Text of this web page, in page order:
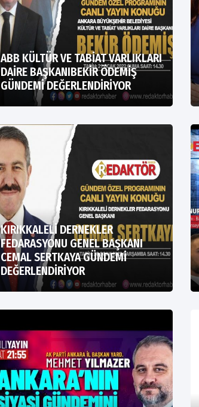
ABB KÜLTÜR VE TABİAT VARLIKLARI
DAİRE BAŞKANIBEKİR ÖDEMİŞ
GÜNDEMİ DEĞERLENDİRİYOR
KIRIKKALELİ DERNEKLER
FEDARASYONU GENEL BAŞKANI
CEMAL SERTKAYA GÜNDEMİ
DEĞERLENDİRİYOR